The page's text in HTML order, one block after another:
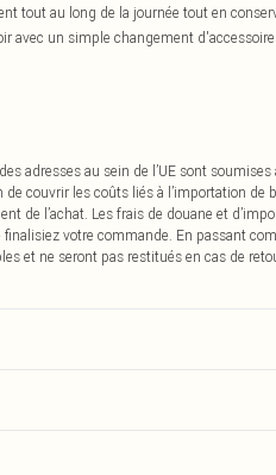
tout au long de la journée tout en
avec un simple changement
adresses au sein de l’UE sont soumises
couvrir les coûts liés à l’importation de
de l’achat. Les frais de douane et
votre commande. En passant
et ne seront pas restitués en cas de